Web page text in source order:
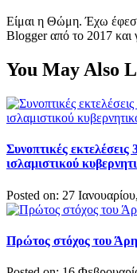
Είμαι η Θώμη. Έχω
Blogger από το 2017
You May Also
Συνοπτικές
ισλαμιστικού
Posted on: 27
Πρώτος στόχος του